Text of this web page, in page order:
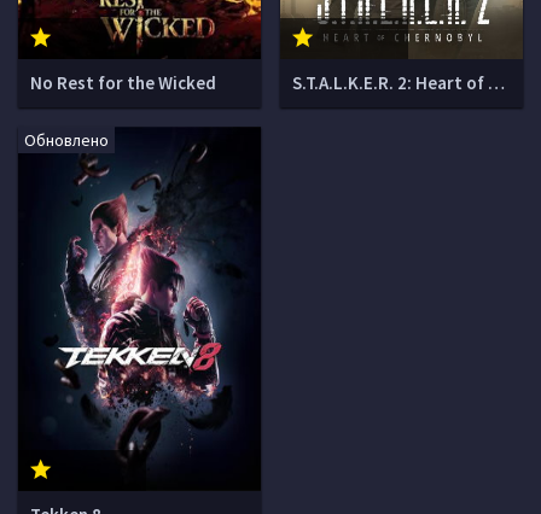
No Rest for the Wicked S.T.A.L.K.E.R. 2: Heart of Chernobyl
Обновлено